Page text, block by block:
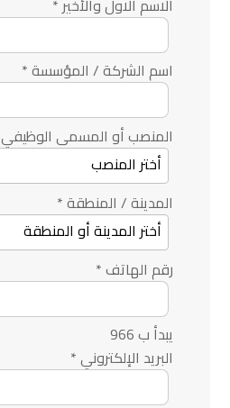
الاسم الاول والأخير*
اسم الشركة / المؤسسة*
المنصب أو المسمى الوظيفي
المدينة / المنطقة*
رقم الهاتف*
يبدأ ب 966
البريد الإلكتروني*